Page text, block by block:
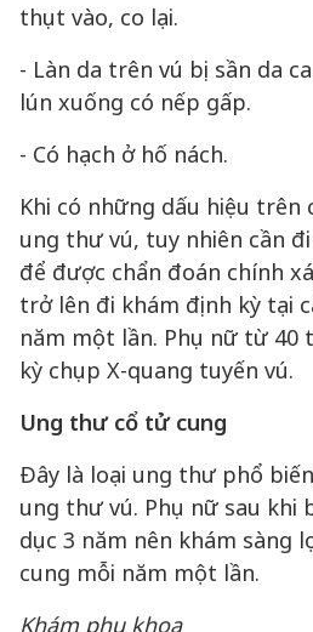
thụt vào, co lại.
- Làn da trên vú bị sần da
lún xuống có nếp gấp.
- Có hạch ở hố nách.
Khi có những dấu hiệu trên
ung thư vú, tuy nhiên cần
để được chẩn đoán chính
trở lên đi khám định kỳ tại
năm một lần. Phụ nữ từ 40
kỳ chụp X-quang tuyến vú.
Ung thư cổ tử cung
Đây là loại ung thư phổ
ung thư vú. Phụ nữ sau khi
dục 3 năm nên khám sàng
cung mỗi năm một lần.
Khám phụ khoa